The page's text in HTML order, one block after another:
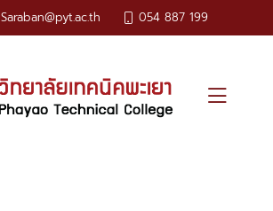
Saraban@pyt.ac.th 054 887 199